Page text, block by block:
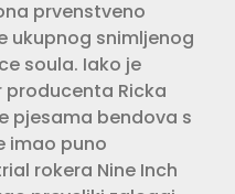
prvenstveno
ukupnog snimljenog
soula. Iako je
Ricka
pjesama bendova s
imao puno
rokera Nine Inch